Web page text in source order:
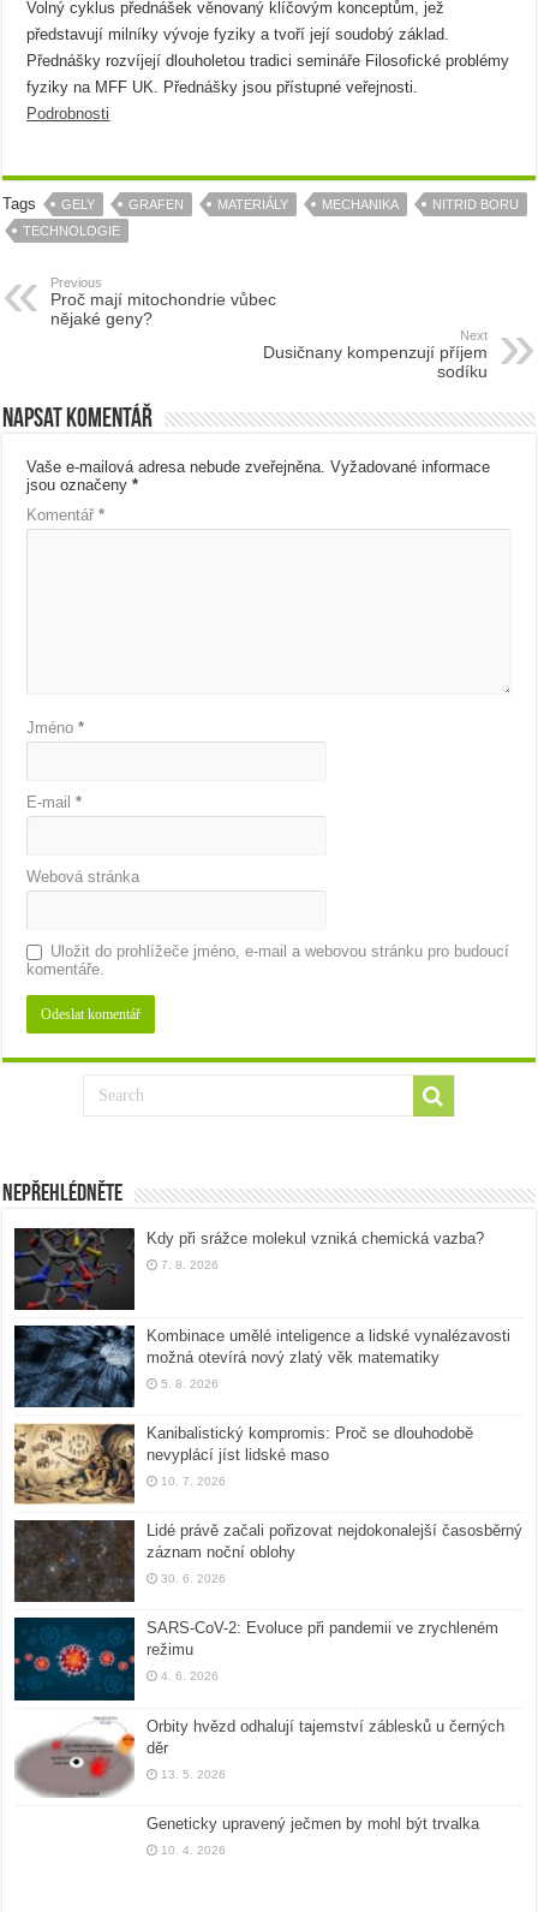
Volný cyklus přednášek věnovaný klíčovým konceptům, jež
představují milníky vývoje fyziky a tvoří její soudobý základ.
Přednášky rozvíjejí dlouholetou tradici semináře Filosofické problémy
fyziky na MFF UK. Přednášky jsou přístupné veřejnosti.
Podrobnosti
Tags GELY GRAFEN MATERIÁLY MECHANIKA
NITRID BORU
TECHNOLOGIE
Previous
Proč mají mitochondrie vůbec
nějaké geny?
Next
Dusičnany kompenzují příjem
sodíku
Napsat komentář
Vaše e-mailová adresa nebude zveřejněna. Vyžadované informace
jsou označeny*
Komentář*
Jméno*
E-mail*
Webová stránka
Uložit do prohlížeče jméno, e-mail a webovou stránku pro budoucí
komentáře.
Nepřehlédněte
Kdy při srážce molekul vzniká chemická vazba?
7. 8. 2026
Kombinace umělé inteligence a lidské vynalézavosti
možná otevírá nový zlatý věk matematiky
5. 8. 2026
Kanibalistický kompromis: Proč se dlouhodobě
nevyplácí jíst lidské maso
10. 7. 2026
Lidé právě začali pořizovat nejdokonalejší časosběrný
záznam noční oblohy
30. 6. 2026
SARS-CoV-2: Evoluce při pandemii ve zrychleném
režimu
4. 6. 2026
Orbity hvězd odhalují tajemství záblesků u černých
děr
13. 5. 2026
Geneticky upravený ječmen by mohl být trvalka
10. 4. 2026